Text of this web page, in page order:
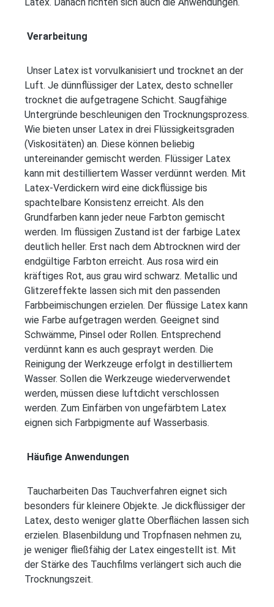
Verarbeitung
Unser Latex ist vorvulkanisiert und trocknet an der
Luft. Je dünnflüssiger der Latex, desto schneller
trocknet die aufgetragene Schicht. Saugfähige
Untergründe beschleunigen den Trocknungsprozess.
Wie bieten unser Latex in drei Flüssigkeitsgraden
(Viskositäten) an. Diese können beliebig
untereinander gemischt werden. Flüssiger Latex
kann mit destilliertem Wasser verdünnt werden. Mit
Latex-Verdickern wird eine dickflüssige bis
spachtelbare Konsistenz erreicht. Als den
Grundfarben kann jeder neue Farbton gemischt
werden. Im flüssigen Zustand ist der farbige Latex
deutlich heller. Erst nach dem Abtrocknen wird der
endgültige Farbton erreicht. Aus rosa wird ein
kräftiges Rot, aus grau wird schwarz. Metallic und
Glitzereffekte lassen sich mit den passenden
Farbbeimischungen erzielen. Der flüssige Latex kann
wie Farbe aufgetragen werden. Geeignet sind
Schwämme, Pinsel oder Rollen. Entsprechend
verdünnt kann es auch gesprayt werden. Die
Reinigung der Werkzeuge erfolgt in destilliertem
Wasser. Sollen die Werkzeuge wiederverwendet
werden, müssen diese luftdicht verschlossen
werden. Zum Einfärben von ungefärbtem Latex
eignen sich Farbpigmente auf Wasserbasis.
Häufige Anwendungen
Taucharbeiten Das Tauchverfahren eignet sich
besonders für kleinere Objekte. Je dickflüssiger der
Latex, desto weniger glatte Oberflächen lassen sich
erzielen. Blasenbildung und Tropfnasen nehmen zu,
je weniger fließfähig der Latex eingestellt ist. Mit
der Stärke des Tauchfilms verlängert sich auch die
Trocknungszeit.